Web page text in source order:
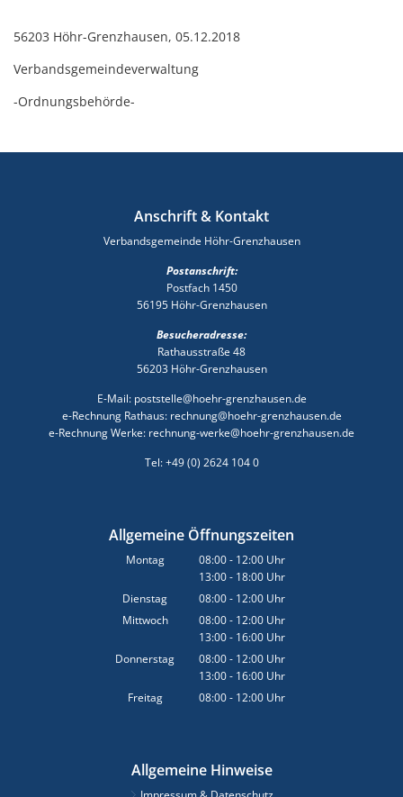
56203 Höhr-Grenzhausen, 05.12.2018
Verbandsgemeindeverwaltung
-Ordnungsbehörde-
Anschrift & Kontakt
Verbandsgemeinde Höhr-Grenzhausen
Postanschrift:
Postfach 1450
56195 Höhr-Grenzhausen
Besucheradresse:
Rathausstraße 48
56203 Höhr-Grenzhausen
E-Mail: poststelle@hoehr-grenzhausen.de
e-Rechnung Rathaus: rechnung@hoehr-grenzhausen.de
e-Rechnung Werke: rechnung-werke@hoehr-grenzhausen.de
Tel: +49 (0) 2624 104 0
Allgemeine Öffnungszeiten
Montag 08:00- 12:00 Uhr
Von 08:00 bis 12:00 Uhr
13:00- 18:00 Uhr
Von 13:00 bis 18:00 Uhr
Dienstag 08:00- 12:00 Uhr
Von 08:00 bis 12:00 Uhr
Mittwoch 08:00- 12:00 Uhr
Von 08:00 bis 12:00 Uhr
13:00- 16:00 Uhr
Von 13:00 bis 16:00 Uhr
Donnerstag 08:00- 12:00 Uhr
Von 08:00 bis 12:00 Uhr
13:00- 16:00 Uhr
Von 13:00 bis 16:00 Uhr
Freitag 08:00- 12:00 Uhr
Allgemeine Hinweise